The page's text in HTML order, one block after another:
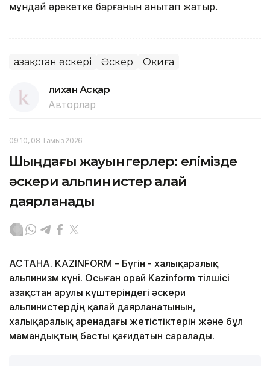
мұндай әрекетке барғанын анықтап жатыр.
Қазақстан әскері Әскер Оқиға
Әлихан Асқар
Авторлар
09:10, 08 Тамыз 2026
Шыңдағы жауынгерлер: елімізде
әскери альпинистер қалай
даярланады
АСТАНА. KAZINFORM – Бүгін - халықаралық
альпинизм күні. Осыған орай Kazinform тілшісі
Қазақстан Қарулы күштеріндегі әскери
альпинистердің қалай даярланатынын,
халықаралық аренадағы жетістіктерін және бұл
мамандықтың басты қағидатын саралады.